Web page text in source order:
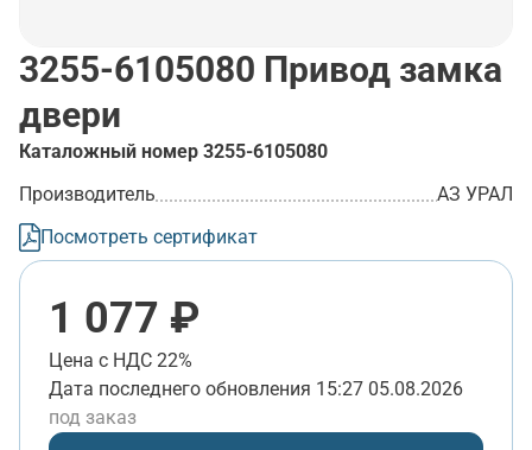
3255-6105080 Привод замка
двери
Каталожный номер 3255-6105080
Производитель
АЗ УРАЛ
Посмотреть сертификат
1 077 ₽
Цена с НДС 22%
Дата последнего обновления 15:27 05.08.2026
под заказ